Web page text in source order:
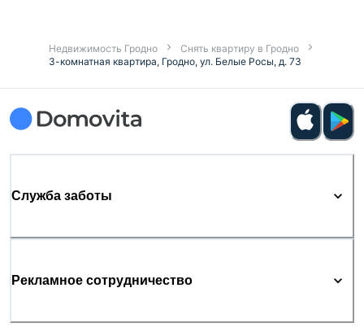
Недвижимость Гродно
Снять квартиру в Гродно
3-комнатная квартира, Гродно, ул. Белые Росы, д. 73
Служба заботы
Рекламное сотрудничество